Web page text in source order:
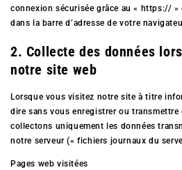
connexion sécurisée grâce au « https:// »
dans la barre d’adresse de votre
2. Collecte des données
notre site web
Lorsque vous visitez notre site à titre
dire sans vous enregistrer ou
collectons uniquement les données
notre serveur (« fichiers journaux du
Pages web visitées